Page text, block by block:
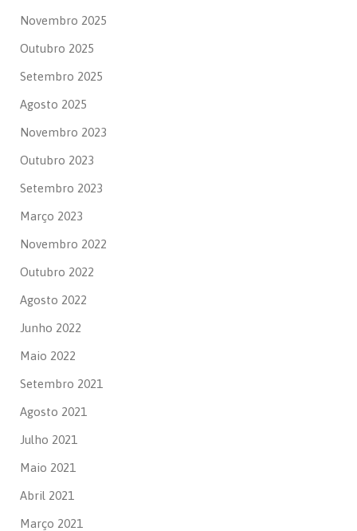
Novembro 2025
Outubro 2025
Setembro 2025
Agosto 2025
Novembro 2023
Outubro 2023
Setembro 2023
Março 2023
Novembro 2022
Outubro 2022
Agosto 2022
Junho 2022
Maio 2022
Setembro 2021
Agosto 2021
Julho 2021
Maio 2021
Abril 2021
Março 2021